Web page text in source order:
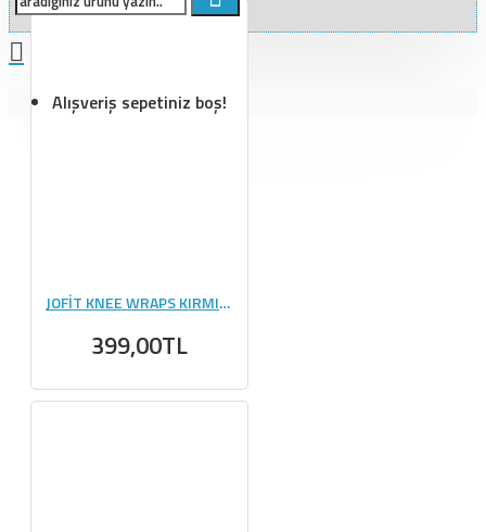
Alışveriş sepetiniz boş!
JOFİT KNEE WRAPS KIRMIZI- SİYAH
399,00TL